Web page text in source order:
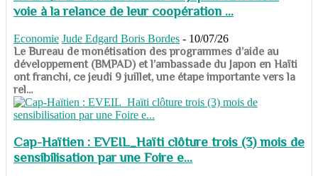
voie à la relance de leur coopération ...
Economie Jude Edgard Boris Bordes - 10/07/26
​​​​​​​Le Bureau de monétisation des programmes d’aide au
développement (BMPAD) et l’ambassade du Japon en Haïti
ont franchi, ce jeudi 9 juillet, une étape importante vers la
rel...
Cap-Haïtien : EVEIL_Haïti clôture trois (3) mois de
sensibilisation par une Foire e...